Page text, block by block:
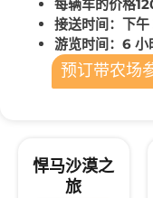
每辆车的价格
接送时间：下
游览时间：6 小
预订带农场
悍马沙漠之
旅